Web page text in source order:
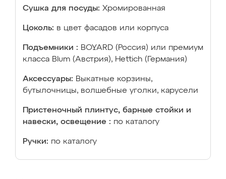
Сушка для посуды: Хромированная
Цоколь: в цвет фасадов или корпуса
Подъемники : BOYARD (Россия) или премиум
класса Blum (Австрия), Hettich (Германия)
Аксессуары: Выкатные корзины,
бутылочницы, волшебные уголки, карусели
Пристеночный плинтус, барные стойки и
навески, освещение : по каталогу
Ручки: по каталогу